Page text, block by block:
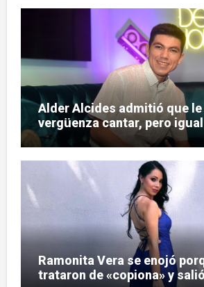
Alder Alcides admitió que le
vergüenza cantar, pero
a Soda Stereo
Ramonita Vera se enojó
trataron de «copiona» y